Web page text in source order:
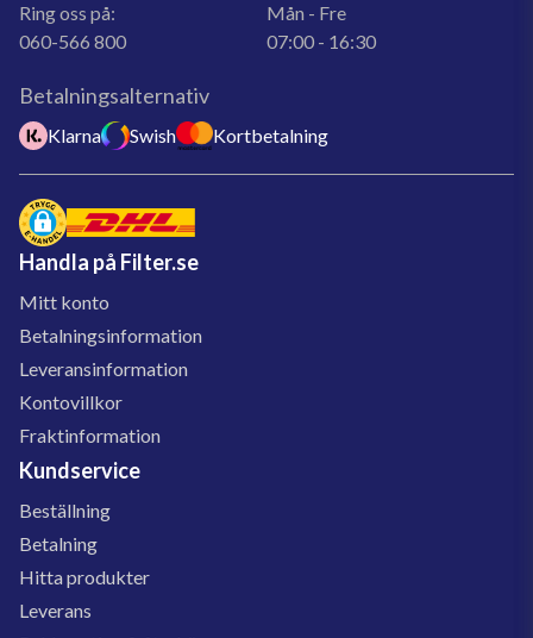
Ring oss på:
060-566 800
Mån - Fre
07:00 - 16:30
Betalningsalternativ
Klarna Swish Kortbetalning
Handla på Filter.se
Mitt konto
Betalningsinformation
Leveransinformation
Kontovillkor
Fraktinformation
Kundservice
Beställning
Betalning
Hitta produkter
Leverans